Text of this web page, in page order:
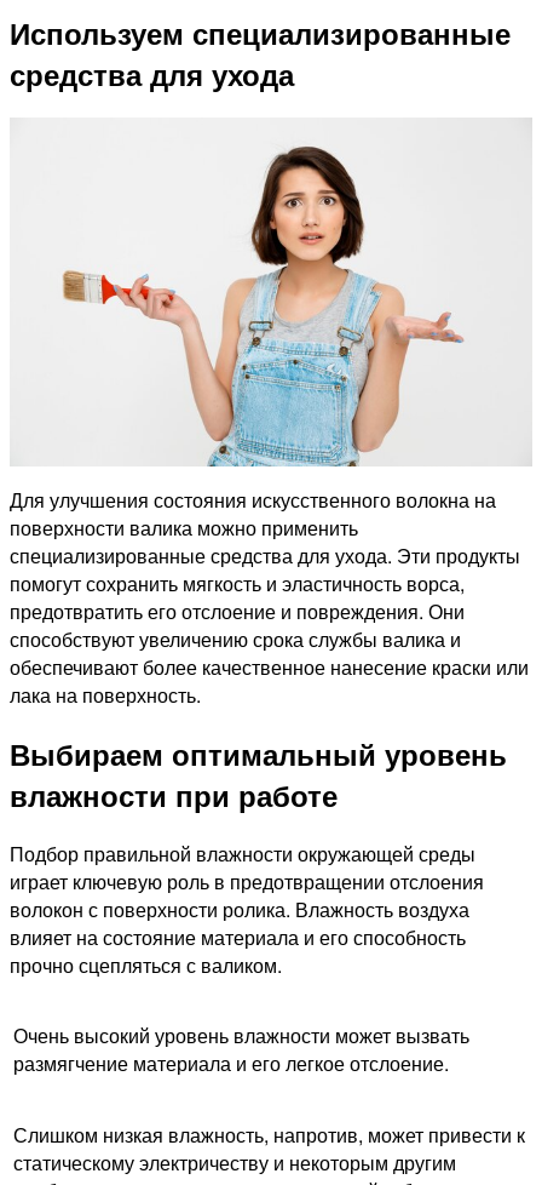
Используем специализированные
средства для ухода
Для улучшения состояния искусственного волокна на
поверхности валика можно применить
специализированные средства для ухода. Эти продукты
помогут сохранить мягкость и эластичность ворса,
предотвратить его отслоение и повреждения. Они
способствуют увеличению срока службы валика и
обеспечивают более качественное нанесение краски или
лака на поверхность.
Выбираем оптимальный уровень
влажности при работе
Подбор правильной влажности окружающей среды
играет ключевую роль в предотвращении отслоения
волокон с поверхности ролика. Влажность воздуха
влияет на состояние материала и его способность
прочно сцепляться с валиком.
Очень высокий уровень влажности может вызвать
размягчение материала и его легкое отслоение.
Слишком низкая влажность, напротив, может привести к
статическому электричеству и некоторым другим